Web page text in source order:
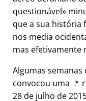
questionável
que a sua história
nos media
mas efetivamente
Algumas
convocou uma 🚩
28 de julho de